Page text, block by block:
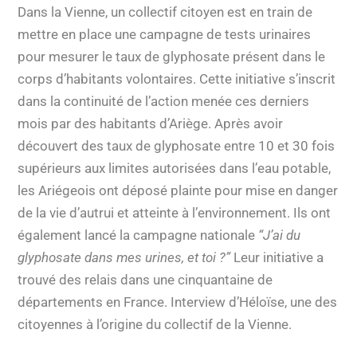
Dans la Vienne, un collectif citoyen est en train de
mettre en place une campagne de tests urinaires
pour mesurer le taux de glyphosate présent dans le
corps d’habitants volontaires. Cette initiative s’inscrit
dans la continuité de l’action menée ces derniers
mois par des habitants d’Ariège. Après avoir
découvert des taux de glyphosate entre 10 et 30 fois
supérieurs aux limites autorisées dans l’eau potable,
les Ariégeois ont déposé plainte pour mise en danger
de la vie d’autrui et atteinte à l’environnement. Ils ont
également lancé la campagne nationale “J’ai du
glyphosate dans mes urines, et toi ?”Leur initiative a
trouvé des relais dans une cinquantaine de
départements en France. Interview d’Héloïse, une des
citoyennes à l’origine du collectif de la Vienne.